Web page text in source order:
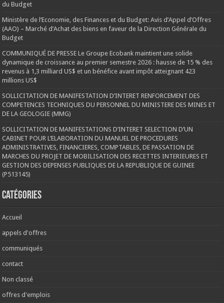
du Budget
Ministère de l’Economie, des Finances et du Budget: Avis d’Appel d’Offres
(AAO) – Marché d’Achat des biens en faveur de la Direction Générale du
Budget
COMMUNIQUÉ DE PRESSE Le Groupe Ecobank maintient une solide
dynamique de croissance au premier semestre 2026 : hausse de 15 % des
revenus à 1,3 milliard US$ et un bénéfice avant impôt atteignant 423
millions US$
SOLLICITATION DE MANIFESTATION D’INTERET RENFORCEMENT DES
COMPETENCES TECHNIQUES DU PERSONNEL DU MINISTERE DES MINES ET
DE LA GEOLOGIE (MMG)
SOLLICITATION DE MANIFESTATIONS D’INTERET SELECTION D’UN
CABINET POUR L’ELABORATION DU MANUEL DE PROCEDURES
ADMINISTRATIVES, FINANCIERES, COMPTABLES, DE PASSATION DE
MARCHES DU PROJET DE MOBILISATION DES RECETTES INTERIEURES ET
GESTION DES DEPENSES PUBLIQUES DE LA REPUBLIQUE DE GUINEE
(P513145)
Catégories
Accueil
appels d'offres
communiqués
contact
Non classé
offres d'emplois